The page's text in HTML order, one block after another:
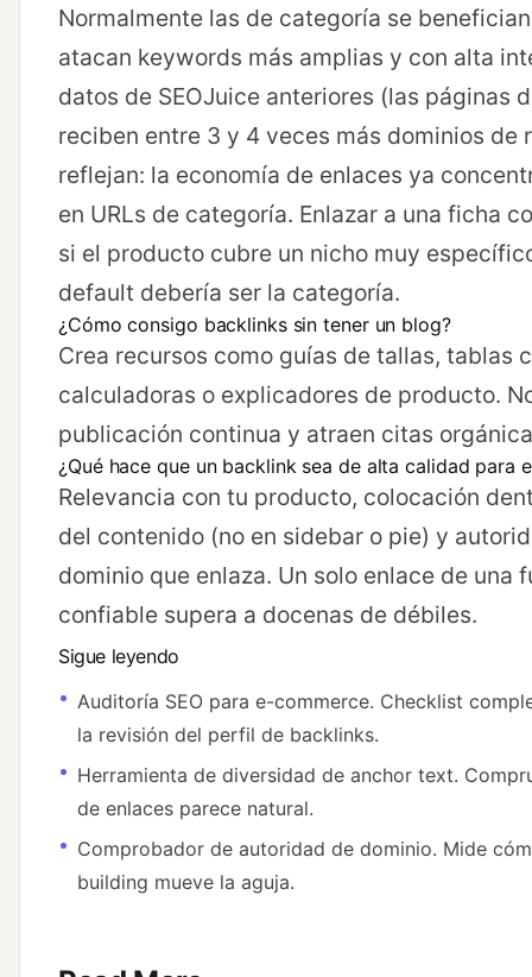
Normalmente las de categoría se
atacan keywords más amplias y con alta
datos de SEOJuice anteriores (las páginas
reciben entre 3 y 4 veces más dominios de
reflejan: la economía de enlaces ya
en URLs de categoría. Enlazar a una ficha
si el producto cubre un nicho muy
default debería ser la categoría.
¿Cómo consigo backlinks sin tener un blog?
Crea recursos como guías de tallas, tablas
calculadoras o explicadores de producto.
publicación continua y atraen citas
¿Qué hace que un backlink sea de alta calidad para
Relevancia con tu producto, colocación
del contenido (no en sidebar o pie) y
dominio que enlaza. Un solo enlace de una
confiable supera a docenas de débiles.
Sigue leyendo
Auditoría SEO para e-commerce. Checklist
la revisión del perfil de backlinks.
Herramienta de diversidad de anchor text.
de enlaces parece natural.
Comprobador de autoridad de dominio. Mide
building mueve la aguja.